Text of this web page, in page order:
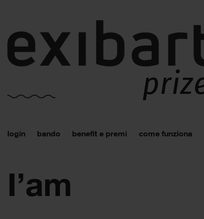
login bando benefit e premi come funziona
I’am